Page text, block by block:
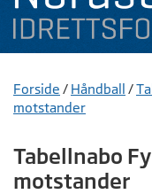
Forside / Håndball /
motstander
Tabellnabo
motstander